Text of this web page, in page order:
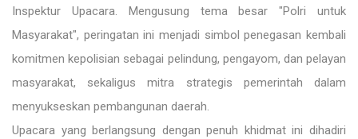
Inspektur Upacara. Mengusung tema besar "Polri untuk
Masyarakat", peringatan ini menjadi simbol penegasan kembali
komitmen kepolisian sebagai pelindung, pengayom, dan pelayan
masyarakat, sekaligus mitra strategis pemerintah dalam
menyukseskan pembangunan daerah.
Upacara yang berlangsung dengan penuh khidmat ini dihadiri